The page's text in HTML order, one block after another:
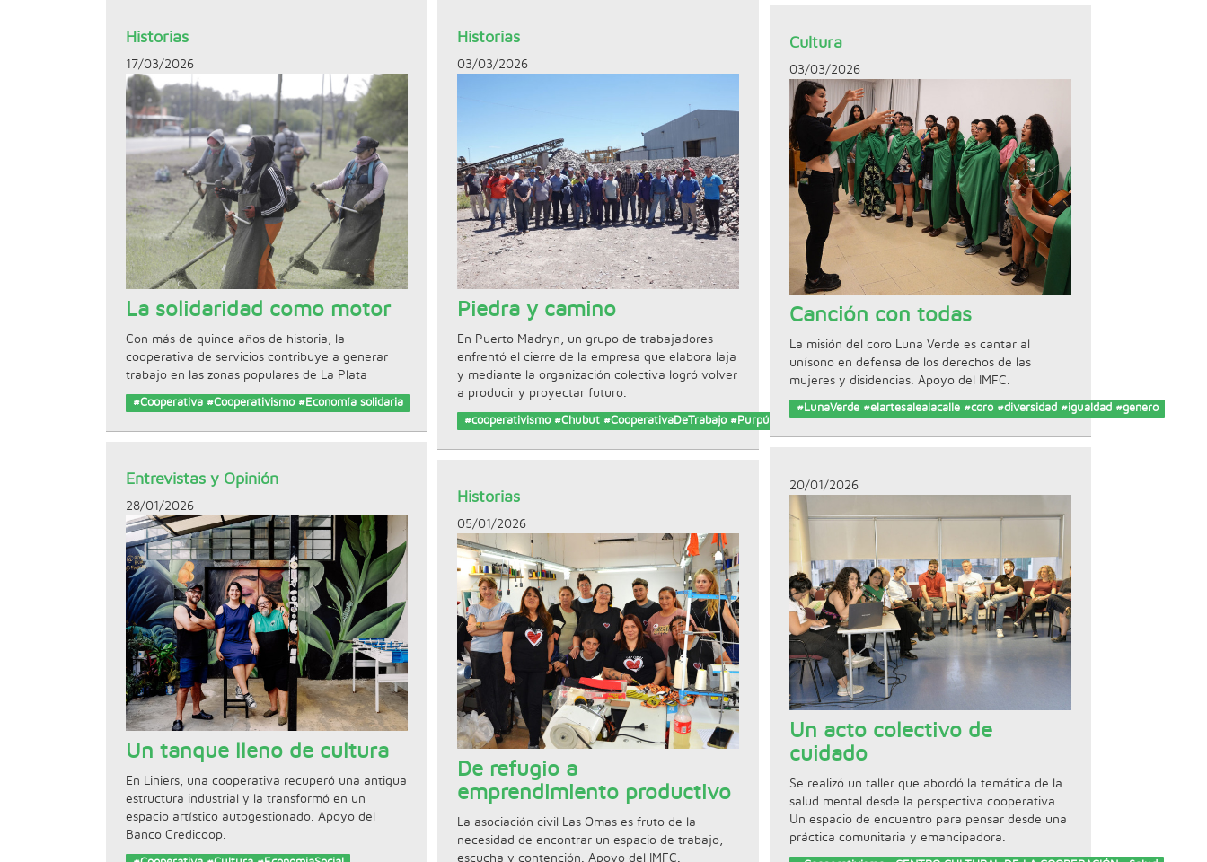
Historias
17/03/2026
La solidaridad como motor
Con más de quince años de historia, la
cooperativa de servicios contribuye a generar
trabajo en las zonas populares de La Plata
#Cooperativa #Cooperativismo #Economía solidaria
Historias
03/03/2026
Piedra y camino
En Puerto Madryn, un grupo de trabajadores
enfrentó el cierre de la empresa que elabora laja
y mediante la organización colectiva logró volver
a producir y proyectar futuro.
#cooperativismo #Chubut #CooperativaDeTrabajo #Purpúra
Cultura
03/03/2026
Canción con todas
La misión del coro Luna Verde es cantar al
unísono en defensa de los derechos de las
mujeres y disidencias. Apoyo del IMFC.
#LunaVerde #elartesalealacalle #coro #diversidad #igualdad #genero
Entrevistas y Opinión
28/01/2026
Un tanque lleno de cultura
En Liniers, una cooperativa recuperó una antigua
estructura industrial y la transformó en un
espacio artístico autogestionado. Apoyo del
Banco Credicoop.
20/01/2026
Un acto colectivo de
cuidado
Se realizó un taller que abordó la temática de la
salud mental desde la perspectiva cooperativa.
Un espacio de encuentro para pensar desde una
práctica comunitaria y emancipadora.
Historias
05/01/2026
De refugio a
emprendimiento productivo
La asociación civil Las Omas es fruto de la
necesidad de encontrar un espacio de trabajo,
escucha y contención. Apoyo del IMFC.